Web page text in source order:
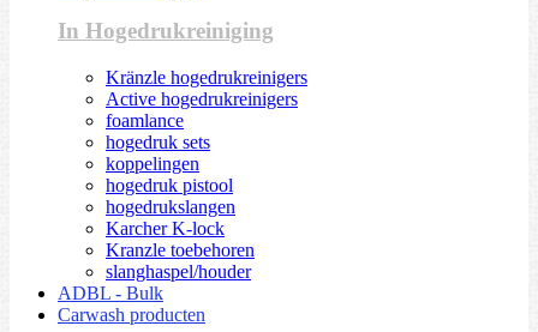
In Hogedrukreiniging
Kränzle hogedrukreinigers
Active hogedrukreinigers
foamlance
hogedruk sets
koppelingen
hogedruk pistool
hogedrukslangen
Karcher K-lock
Kranzle toebehoren
slanghaspel/houder
ADBL - Bulk
Carwash producten